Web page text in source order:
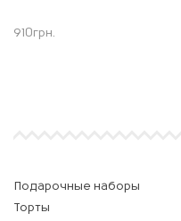
910грн.
Подарочные наборы
Торты